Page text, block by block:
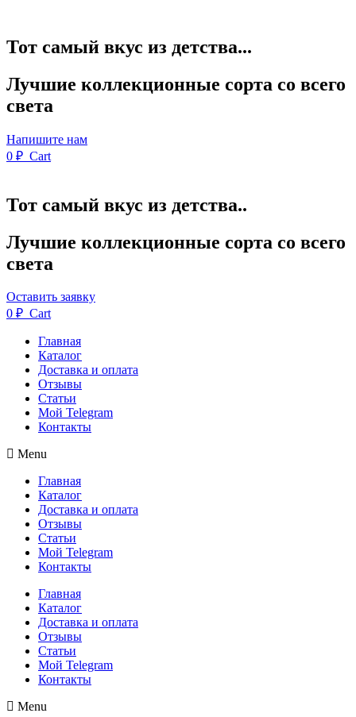
Тот самый вкус из детства...
Лучшие коллекционные сорта со всего
света
Напишите нам
0 ₽ Cart
Тот самый вкус из детства..
Лучшие коллекционные сорта со всего
света
Оставить заявку
0 ₽ Cart
Главная
Каталог
Доставка и оплата
Отзывы
Статьи
Мой Telegram
Контакты
Menu
Главная
Каталог
Доставка и оплата
Отзывы
Статьи
Мой Telegram
Контакты
Главная
Каталог
Доставка и оплата
Отзывы
Статьи
Мой Telegram
Контакты
Menu